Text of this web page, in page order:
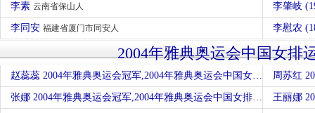
李素 云南省保山人 李肇岐
李同安 福建省厦门市同安人 李慰农
2004年雅典奥运会中国女排
赵蕊蕊 2004年雅典奥运会冠军,2004年雅典奥运会中国女排运动员
张娜 2004年雅典奥运会冠军,2004年雅典奥运会中国女排运动员